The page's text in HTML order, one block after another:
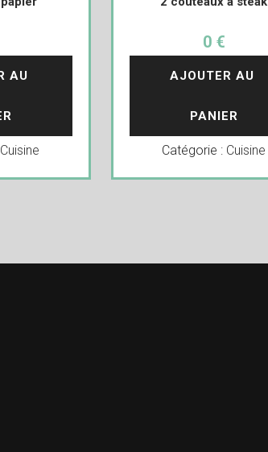
AU
Cuisine
0 €
AJOUTER AU
PANIER
Catégorie : Cuisine